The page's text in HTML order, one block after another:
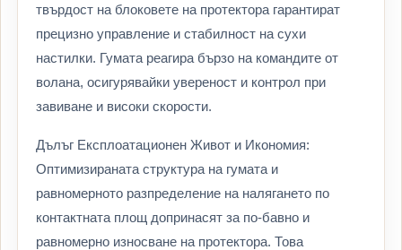
твърдост на блоковете на протектора гарантират
прецизно управление и стабилност на сухи
настилки. Гумата реагира бързо на командите от
волана, осигурявайки увереност и контрол при
завиване и високи скорости.
Дълъг Експлоатационен Живот и Икономия:
Оптимизираната структура на гумата и
равномерното разпределение на налягането по
контактната площ допринасят за по-бавно и
равномерно износване на протектора. Това